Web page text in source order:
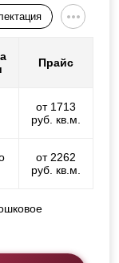
Прайс
от 1713
руб. кв.м.
от 2262
руб. кв.м.